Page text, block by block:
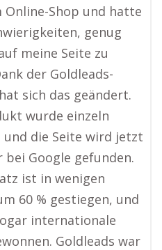
Online-Shop und hatte
genug
meine Seite zu
der Goldleads-
sich das geändert.
wurde einzeln
die Seite wird jetzt
bei Google gefunden.
ist in wenigen
60 % gestiegen, und
internationale
Goldleads war